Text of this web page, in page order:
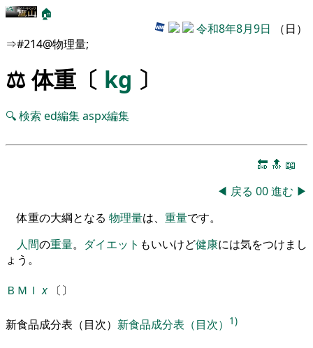
🏠
令和8年8月9日 （日）
⇒#214@物理量;
⚖️ 体重〔 kg 〕
🔍検索 ed編集aspx編集
🔚 🔝 📖
◀ 戻る 00進む ▶
体重の大綱となる 物理量は、 重量です。
人間の重量。 ダイエット もいいけど健康には気をつけまし
ょう 。
ＢＭＩ x 〔〕
新食品成分表 （目次） 新食品成分表（目次） 1)